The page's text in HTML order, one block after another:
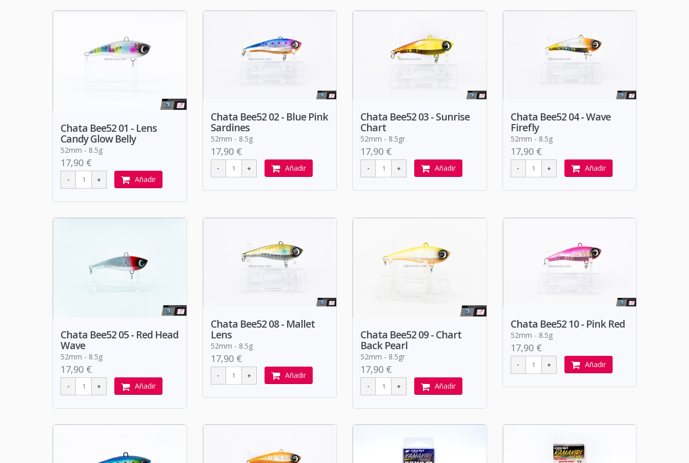
Chata Bee52 01 - Lens
Candy Glow Belly
52mm - 8.5g
17,90 €
Añadir
Chata Bee52 02 - Blue Pink
Sardines
52mm - 8.5g
17,90 €
Añadir
Chata Bee52 03 - Sunrise
Chart
52mm - 8.5gr
17,90 €
Añadir
Chata Bee52 04 - Wave
Firefly
52mm - 8.5g
17,90 €
Añadir
Chata Bee52 05 - Red Head
Wave
52mm - 8.5g
17,90 €
Añadir
Chata Bee52 08 - Mallet
Lens
52mm - 8.5g
17,90 €
Añadir
Chata Bee52 09 - Chart
Back Pearl
52mm - 8.5gr
17,90 €
Añadir
Chata Bee52 10 - Pink Red
52mm - 8.5g
17,90 €
Añadir